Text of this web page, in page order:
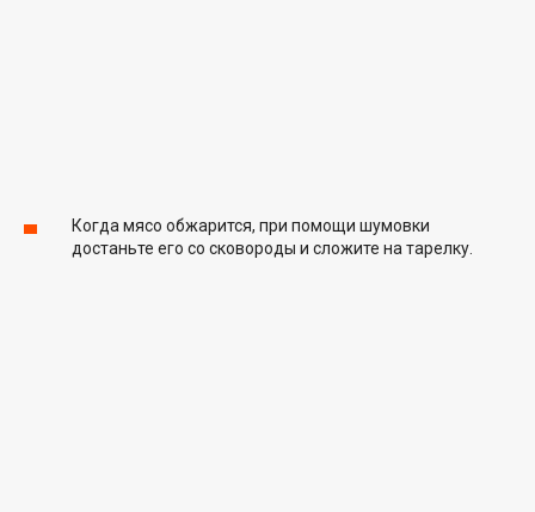
Когда мясо обжарится, при помощи шумовки
достаньте его со сковороды и сложите на тарелку.